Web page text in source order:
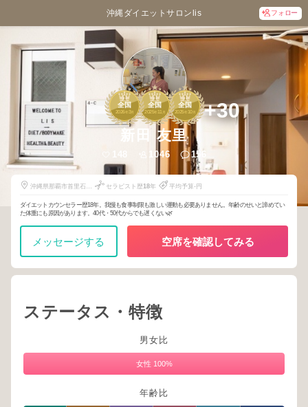
沖縄ダイエットサロンlis フォロー
1
全国
2026年 3月
1
全国
2025年 11 月
1
全国
2025年 10月 +30
新田 友里
148 1046 156
沖縄県那覇市首里石嶺
セラピスト歴18年 平均予算-円
ダイエットカウンセラー歴18年。我慢も食事制限も激しい運動も必要ありません。年齢のせいと諦めてい
た体重にも原因があります。40代・50代からでも遅くない🌿
メッセージする 空席を確認してみる
ステータス・特徴
男女比
女性 100%
年齢比